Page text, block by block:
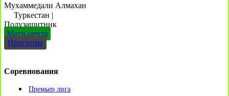
Мухаммедали Алмахан
Туркестан |
Полузащитник
Матч-центр
Прогнозы
Соревнования
Премьер лига